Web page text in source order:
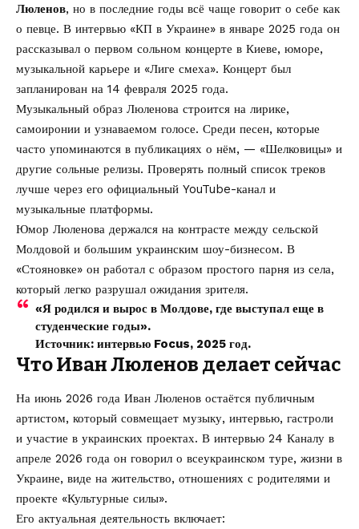
Люленов, но в последние годы всё чаще говорит о себе как
о певце. В интервью «КП в Украине» в январе 2025 года он
рассказывал о первом сольном концерте в Киеве, юморе,
музыкальной карьере и «Лиге смеха». Концерт был
запланирован на 14 февраля 2025 года.
Музыкальный образ Люленова строится на лирике,
самоиронии и узнаваемом голосе. Среди песен, которые
часто упоминаются в публикациях о нём, — «Шелковицы» и
другие сольные релизы. Проверять полный список треков
лучше через его официальный YouTube-канал и
музыкальные платформы.
Юмор Люленова держался на контрасте между сельской
Молдовой и большим украинским шоу-бизнесом. В
«Стояновке» он работал с образом простого парня из села,
который легко разрушал ожидания зрителя.
«Я родился и вырос в Молдове, где выступал еще в
студенческие годы».
Источник: интервью Focus, 2025 год.
Что Иван Люленов делает сейчас
На июнь 2026 года Иван Люленов остаётся публичным
артистом, который совмещает музыку, интервью, гастроли
и участие в украинских проектах. В интервью 24 Каналу в
апреле 2026 года он говорил о всеукраинском туре, жизни в
Украине, виде на жительство, отношениях с родителями и
проекте «Культурные силы».
Его актуальная деятельность включает: